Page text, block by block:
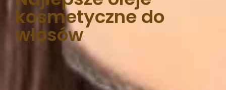
kosmetyczne do
włosów